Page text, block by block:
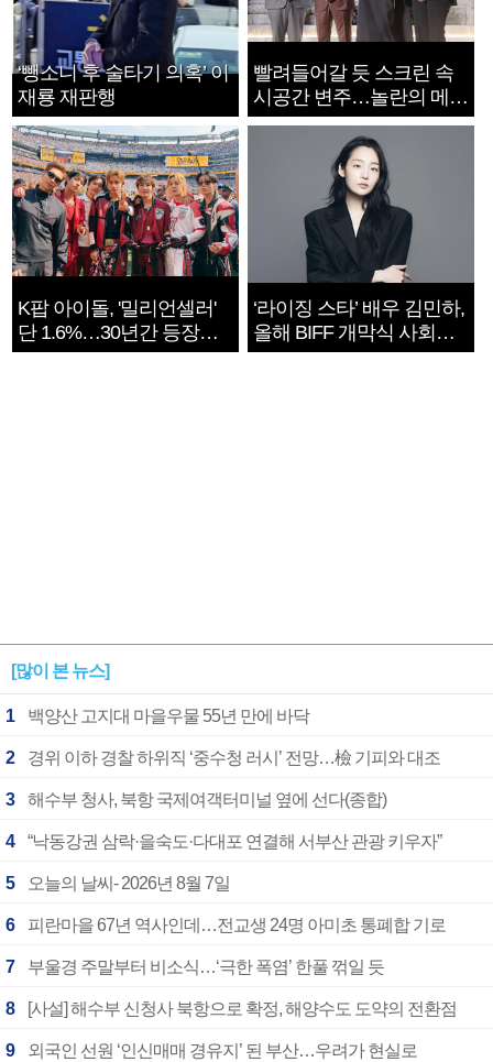
‘뺑소니 후 술타기 의혹’ 이
재룡 재판행
빨려들어갈 듯 스크린 속
시공간 변주…놀란의 메시
지는 ‘전쟁 속죄’
K팝 아이돌, '밀리언셀러'
단 1.6%…30년간 등장
1182개팀 전수조사
‘라이징 스타’ 배우 김민하,
올해 BIFF 개막식 사회자
확정
[많이 본 뉴스]
1 백양산 고지대 마을우물 55년 만에 바닥
2 경위 이하 경찰 하위직 ‘중수청 러시’ 전망…檢 기피와 대조
3 해수부 청사, 북항 국제여객터미널 옆에 선다(종합)
4 “낙동강권 삼락·을숙도·다대포 연결해 서부산 관광 키우자”
5 오늘의 날씨- 2026년 8월 7일
6 피란마을 67년 역사인데…전교생 24명 아미초 통폐합 기로
7 부울경 주말부터 비소식…‘극한 폭염’ 한풀 꺾일 듯
8 [사설] 해수부 신청사 북항으로 확정, 해양수도 도약의 전환점
9 외국인 선원 ‘인신매매 경유지’ 된 부산…우려가 현실로